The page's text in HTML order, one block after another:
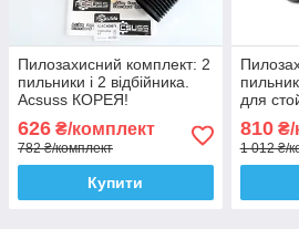
Пилозахисний комплект: 2
пильники і 2 відбійника.
Acsuss КОРЕЯ!
626 ₴/комплект
782 ₴/комплект
Купити
для
810₴/
1 012 ₴/